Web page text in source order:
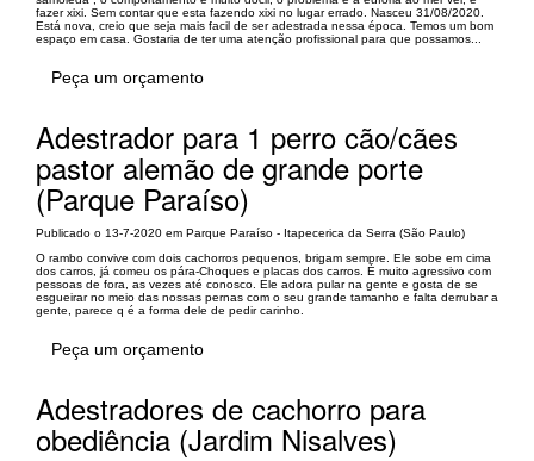
fazer xixi. Sem contar que esta fazendo xixi no lugar errado. Nasceu 31/08/2020.
Está nova, creio que seja mais facil de ser adestrada nessa época. Temos um bom
espaço em casa. Gostaria de ter uma atenção profissional para que possamos...
Peça um orçamento
Adestrador para 1 perro cão/cães
pastor alemão de grande porte
(Parque Paraíso)
Publicado o 13-7-2020 em Parque Paraíso - Itapecerica da Serra (São Paulo)
O rambo convive com dois cachorros pequenos, brigam sempre. Ele sobe em cima
dos carros, já comeu os pára-Choques e placas dos carros. É muito agressivo com
pessoas de fora, as vezes até conosco. Ele adora pular na gente e gosta de se
esgueirar no meio das nossas pernas com o seu grande tamanho e falta derrubar a
gente, parece q é a forma dele de pedir carinho.
Peça um orçamento
Adestradores de cachorro para
obediência (Jardim Nisalves)